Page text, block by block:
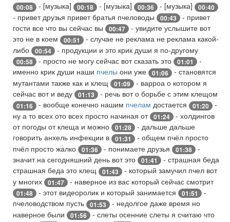
00:08 - [музыка] 00:18 - [музыка] 00:36 - [музыка] 00:40
- привет друзья привет братья пчеловоды 00:43
- привет
гости все что вы сейчас вы
00:47
- увидите услышите вот
это не в коем
00:51
- случае не реклама не реклама какой-
либо
00:54 - продукции и это крик души я по-другому
00:58 - просто не могу сейчас вот сказать это 01:01
-
именно крик души наши пчелы они уже 01:06
- становятся
мутантами также как и клещ
01:09
- варроа о котором я
сейчас вот и веду
01:13 - речь вот о борьбе с этим клещом
01:16 - вообще конечно нашим пчелам достается 01:20
-
ну а то всех ото всех просто начиная от 01:24
- холдингов
от погоды от клеща и можно
01:28
- дальше дальше
говорить анхель инфекции в
01:31
- общем пчёл просто
пчёл просто жалко
01:36 - понимаете друзья 01:38
-
значит на сегодняшний день вот это
01:41
- страшная беда
страшная беда это клещ
01:43
- который замучил пчел вот
у многих
01:47 - наверное из вас который сейчас смотрит
01:48 - этот видеоролик и который занимается 01:51
-
пчеловодством пусть
01:53
- недолгое даже время но
наверное были
01:56
- слеты осенние слеты я считаю что